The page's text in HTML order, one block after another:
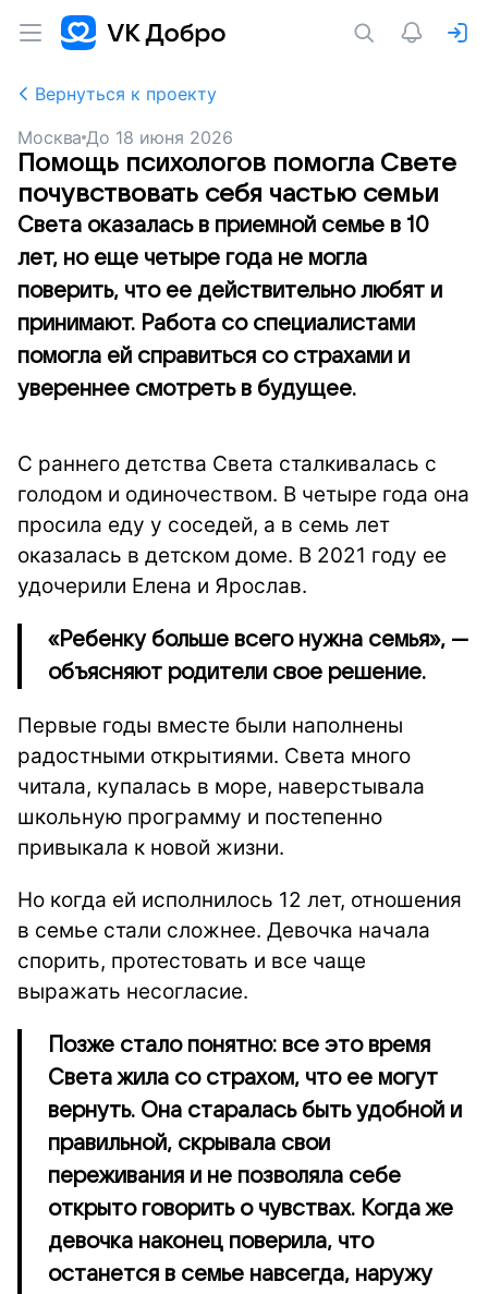
Вернуться к проекту
Москва До 18 июня 2026
Помощь психологов помогла Свете
почувствовать себя частью семьи
Света оказалась в приемной семье в 10
лет, но еще четыре года не могла
поверить, что ее действительно любят и
принимают. Работа со специалистами
помогла ей справиться со страхами и
увереннее смотреть в будущее.
С раннего детства Света сталкивалась с
голодом и одиночеством. В четыре года она
просила еду у соседей, а в семь лет
оказалась в детском доме. В 2021 году ее
удочерили Елена и Ярослав.
«Ребенку больше всего нужна семья», —
объясняют родители свое решение.
Первые годы вместе были наполнены
радостными открытиями. Света много
читала, купалась в море, наверстывала
школьную программу и постепенно
привыкала к новой жизни.
Но когда ей исполнилось 12 лет, отношения
в семье стали сложнее. Девочка начала
спорить, протестовать и все чаще
выражать несогласие.
Позже стало понятно: все это время
Света жила со страхом, что ее могут
вернуть. Она старалась быть удобной и
правильной, скрывала свои
переживания и не позволяла себе
открыто говорить о чувствах. Когда же
девочка наконец поверила, что
останется в семье навсегда, наружу